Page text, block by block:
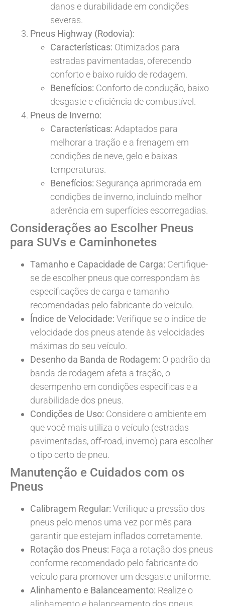
danos e durabilidade em condições
severas.
Pneus Highway (Rodovia):
Características: Otimizados para
estradas pavimentadas, oferecendo
conforto e baixo ruído de rodagem.
Benefícios: Conforto de condução, baixo
desgaste e eficiência de combustível.
Pneus de Inverno:
Características: Adaptados para
melhorar a tração e a frenagem em
condições de neve, gelo e baixas
temperaturas.
Benefícios: Segurança aprimorada em
condições de inverno, incluindo melhor
aderência em superfícies escorregadias.
Considerações ao Escolher Pneus
para SUVs e Caminhonetes
Tamanho e Capacidade de Carga: Certifique-
se de escolher pneus que correspondam às
especificações de carga e tamanho
recomendadas pelo fabricante do veículo.
Índice de Velocidade: Verifique se o índice de
velocidade dos pneus atende às velocidades
máximas do seu veículo.
Desenho da Banda de Rodagem: O padrão da
banda de rodagem afeta a tração, o
desempenho em condições específicas e a
durabilidade dos pneus.
Condições de Uso: Considere o ambiente em
que você mais utiliza o veículo (estradas
pavimentadas, off-road, inverno) para escolher
o tipo certo de pneu.
Manutenção e Cuidados com os
Pneus
Calibragem Regular: Verifique a pressão dos
pneus pelo menos uma vez por mês para
garantir que estejam inflados corretamente.
Rotação dos Pneus: Faça a rotação dos pneus
conforme recomendado pelo fabricante do
veículo para promover um desgaste uniforme.
Alinhamento e Balanceamento: Realize o
alinhamento e balanceamento dos pneus